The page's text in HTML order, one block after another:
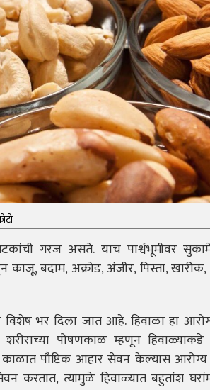
गरज असते. याच पार्श्वभूमीवर
काजू, बदाम, अक्रोड, अंजीर, पिस्ता,
भर दिला जात आहे. हिवाळा हा
पोषणकाळ म्हणून हिवाळ्याकडे
पौष्टिक आहार सेवन केल्यास
करतात, त्यामुळे हिवाळ्यात बहुतांश